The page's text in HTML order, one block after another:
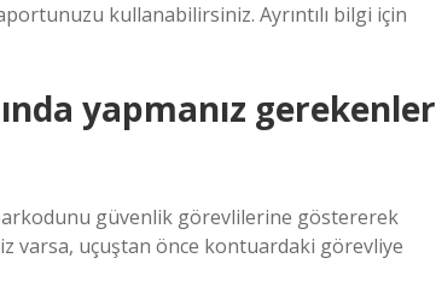
kullanabilirsiniz. Ayrıntılı bilgi için
yapmanız gerekenler
güvenlik görevlilerine göstererek
varsa, uçuştan önce kontuardaki görevliye